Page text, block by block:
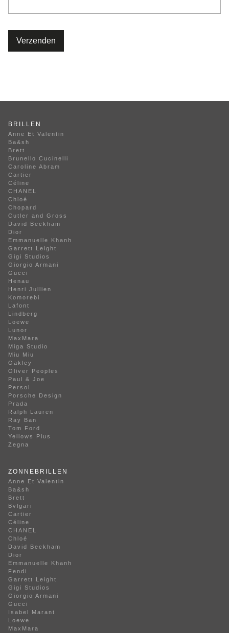
Verzenden
BRILLEN
Anne Et Valentin
Ba&sh
Brett
Brunello Cucinelli
Caroline Abram
Cartier
Céline
CHANEL
Chloé
Chopard
Cutler and Gross
David Beckham
Dior
Emmanuelle Khanh
Garrett Leight
Gigi Studios
Giorgio Armani
Gucci
Henau
Henri Jullien
Komorebi
Lafont
Lindberg
Loewe
Lunor
MaxMara
Miga Studio
Miu Miu
Oakley
Oliver Peoples
Paul & Joe
Persol
Porsche Design
Prada
Ralph Lauren
Ray Ban
Tom Ford
Yellows Plus
Zegna
ZONNEBRILLEN
Anne Et Valentin
Ba&sh
Brett
Bvlgari
Cartier
Céline
CHANEL
Chloé
David Beckham
Dior
Emmanuelle Khanh
Fendi
Garrett Leight
Gigi Studios
Giorgio Armani
Gucci
Isabel Marant
Loewe
MaxMara